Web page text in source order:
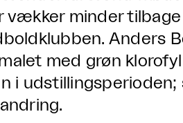
vækker minder
Anders
med grøn
i